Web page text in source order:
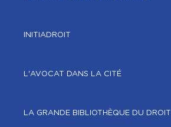
INITIADROIT
L'AVOCAT DANS LA CITÉ
LA GRANDE BIBLIOTHÈQUE DU DROIT